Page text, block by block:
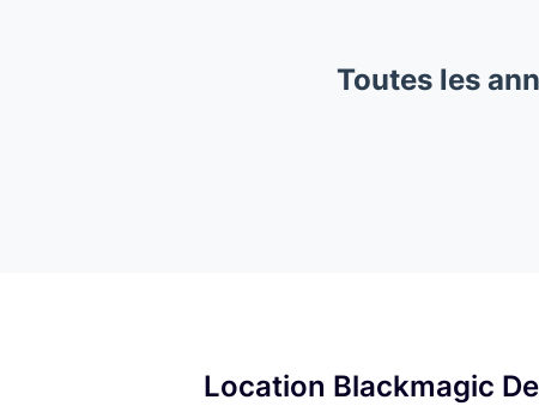
Toutes les
Location Blackmagic